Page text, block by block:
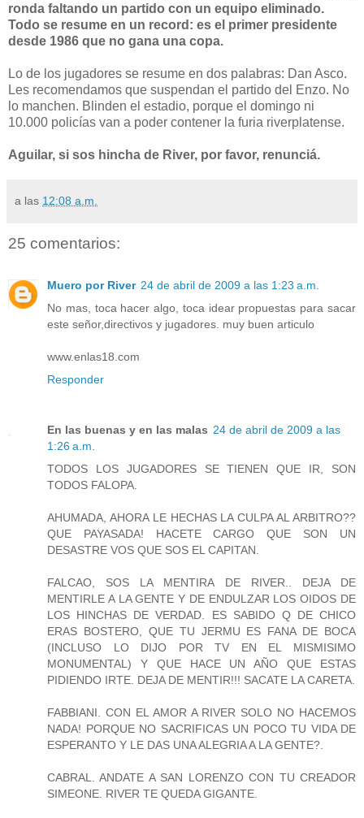
ronda faltando un partido con un equipo eliminado.
Todo se resume en un record: es el primer presidente
desde 1986 que no gana una copa.
Lo de los jugadores se resume en dos palabras: Dan Asco.
Les recomendamos que suspendan el partido del Enzo. No
lo manchen. Blinden el estadio, porque el domingo ni
10.000 policías van a poder contener la furia riverplatense.
Aguilar, si sos hincha de River, por favor, renunciá.
a las 12:08 a.m.
25 comentarios:
Muero por River 24 de abril de 2009 a las 1:23 a.m.
No mas, toca hacer algo, toca idear propuestas para sacar
este señor,directivos y jugadores. muy buen articulo
www.enlas18.com
Responder
En las buenas y en las malas 24 de abril de 2009 a las
1:26 a.m.
TODOS LOS JUGADORES SE TIENEN QUE IR, SON
TODOS FALOPA.
AHUMADA, AHORA LE HECHAS LA CULPA AL ARBITRO??
QUE PAYASADA! HACETE CARGO QUE SON UN
DESASTRE VOS QUE SOS EL CAPITAN.
FALCAO, SOS LA MENTIRA DE RIVER.. DEJA DE
MENTIRLE A LA GENTE Y DE ENDULZAR LOS OIDOS DE
LOS HINCHAS DE VERDAD. ES SABIDO Q DE CHICO
ERAS BOSTERO, QUE TU JERMU ES FANA DE BOCA
(INCLUSO LO DIJO POR TV EN EL MISMISIMO
MONUMENTAL) Y QUE HACE UN AÑO QUE ESTAS
PIDIENDO IRTE. DEJA DE MENTIR!!! SACATE LA CARETA.
FABBIANI. CON EL AMOR A RIVER SOLO NO HACEMOS
NADA! PORQUE NO SACRIFICAS UN POCO TU VIDA DE
ESPERANTO Y LE DAS UNA ALEGRIA A LA GENTE?.
CABRAL. ANDATE A SAN LORENZO CON TU CREADOR
SIMEONE. RIVER TE QUEDA GIGANTE.